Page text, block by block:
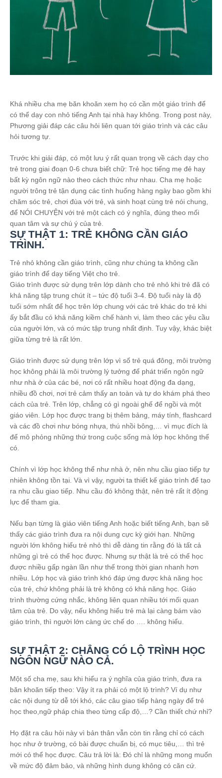
Khá nhiều cha mẹ băn khoăn xem họ có cần một giáo trình để
có thể dạy con nhỏ tiếng Anh tại nhà hay không. Trong post này,
Phương giải đáp các câu hỏi liên quan tới giáo trình và các câu
hỏi tương tự.
Trước khi giải đáp, có một lưu ý rất quan trọng về cách dạy cho
trẻ trong giai đoạn 0-6 chưa biết chữ: Trẻ học tiếng mẹ đẻ hay
bất kỳ ngôn ngữ nào theo cách thức như nhau. Cha mẹ hoặc
người trông trẻ tận dụng các tình huống hàng ngày bao gồm khi
chăm sóc trẻ, chơi đùa với trẻ, và sinh hoạt cùng trẻ nói chung,
để NÓI CHUYỆN với trẻ một cách có ý nghĩa, đúng theo mối
quan tâm và sự chú ý của trẻ.
SỰ THẬT 1: TRẺ KHÔNG CẦN GIÁO
TRÌNH.
Trẻ nhỏ không cần giáo trình, cũng như chúng ta không cần
giáo trình để dạy tiếng Việt cho trẻ.
Giáo trình được sử dụng trên lớp dành cho trẻ nhỏ khi trẻ đã có
khả năng tập trung chút ít – tức độ tuổi 3-4. Độ tuổi này là độ
tuổi sớm nhất để học trên lớp chung với các trẻ khác do trẻ khi
ấy bắt đầu có khả năng kiềm chế hành vi, làm theo các yêu cầu
của người lớn, và có mức tập trung nhất định. Tuy vậy, khác biệt
giữa từng trẻ là rất lớn.
Giáo trình được sử dụng trên lớp vì số trẻ quá đông, môi trường
học không phải là môi trường lý tưởng để phát triển ngôn ngữ
như nhà ở của các bé, nơi có rất nhiều hoạt động đa dạng,
nhiều đồ chơi, nơi trẻ cảm thấy an toàn và tự do khám phá theo
cách của trẻ. Trên lớp, chẳng có gì ngoài ghế để ngồi và một
giáo viên. Lớp học được trang bị thêm bảng, máy tính, flashcard
và các đồ chơi như bóng nhựa, thú nhồi bông,… vì mục đích là
để mô phỏng những thứ trong cuộc sống mà lớp học không thể
có.
Chính vì lớp học không thể như nhà ở, nên nhu cầu giao tiếp tự
nhiên không tồn tại. Và vì vậy, người ta thiết kế giáo trình để tạo
ra nhu cầu giao tiếp. Nhu cầu đó không thật, nên trẻ rất ít động
lực để tham gia.
Nếu bạn từng là giáo viên tiếng Anh hoặc biết tiếng Anh, bạn sẽ
thấy các giáo trình đưa ra nội dung cực kỳ giới hạn. Những
người lớn không hiểu trẻ nhỏ thì dễ dàng tin rằng đó là tất cả
những gì trẻ có thể học được. Nhưng sự thật là trẻ có thể học
được nhiều gấp ngàn lần như thế trong thời gian nhanh hơn
nhiều. Lớp học và giáo trình khó đáp ứng được khả năng học
của trẻ, chứ không phải là trẻ không có khả năng học. Giáo
trình thường cứng nhắc, không liên quan nhiều tới mối quan
tâm của trẻ. Do vậy, nếu không hiểu trẻ mà lại càng bám vào
giáo trình, thì người lớn càng ức chế do …. không hiểu.
SỰ THẬT 2: CHẲNG CÓ LỘ TRÌNH HỌC
NGÔN NGỮ NÀO CẢ.
Một số cha mẹ, sau khi hiểu ra ý nghĩa của giáo trình, đưa ra
băn khoăn tiếp theo: Vậy ít ra phải có một lộ trình? Ví dụ như
các nội dung từ dễ tới khó, các câu giao tiếp hàng ngày để trẻ
học theo,ngữ pháp chia theo từng cấp độ,…? Cần thiết chứ nhỉ?
Họ đặt ra câu hỏi này vì bản thân vẫn còn tin rằng chỉ có cách
học như ở trường, có bài được chuẩn bị, có mục tiêu,… thì trẻ
mới có thể học được. Câu trả lời là: Đó chỉ là những mong muốn
về mức độ đảm bảo, và những hình dung không có căn cứ.